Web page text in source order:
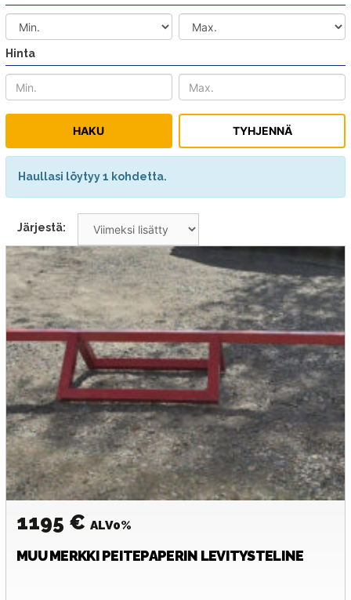
Hinta
Haullasi löytyy 1 kohdetta.
Järjestä:
1195 € ALV0%
MUU MERKKIPEITEPAPERIN LEVITYSTELINE